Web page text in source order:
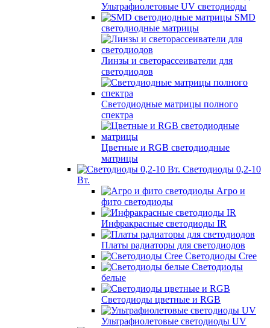
Ультрафиолетовые UV светодиоды
SMD
светодиодные матрицы
Линзы и светорассеиватели для
светодиодов
Светодиодные матрицы полного
спектра
Цветные и RGB светодиодные
матрицы
Светодиоды 0,2-10
Вт.
Агро и
фито светодиоды
Инфракрасные светодиоды IR
Платы радиаторы для светодиодов
Светодиоды Cree
Светодиоды
белые
Светодиоды цветные и RGB
Ультрафиолетовые светодиоды UV